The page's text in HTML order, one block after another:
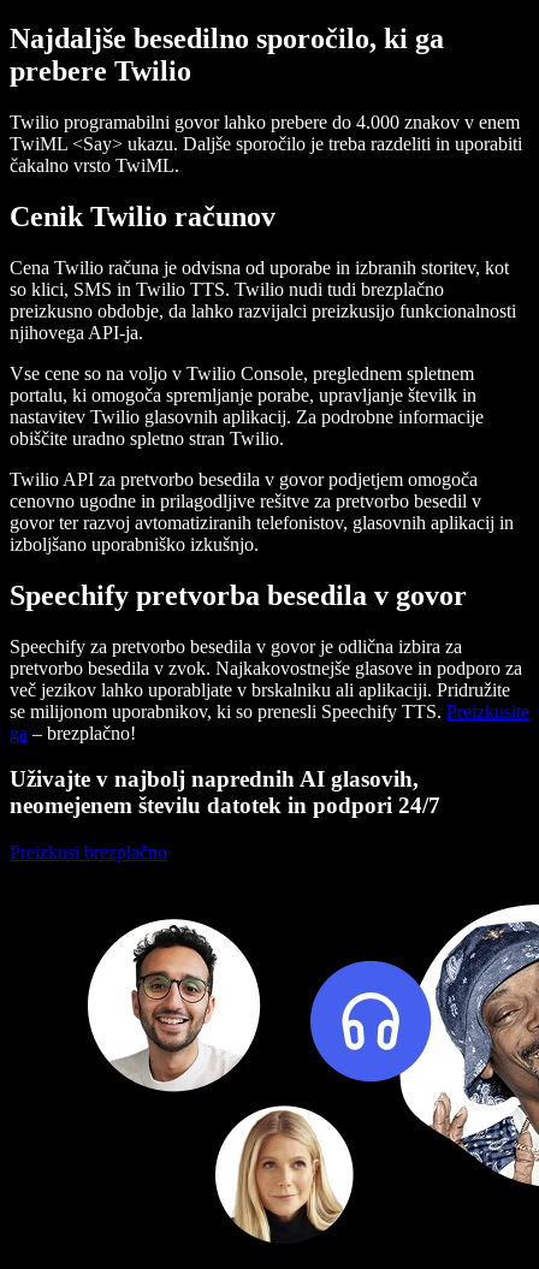
Najdaljše besedilno sporočilo, ki ga
prebere Twilio
Twilio programabilni govor lahko prebere do 4.000 znakov v enem
TwiML <Say> ukazu. Daljše sporočilo je treba razdeliti in uporabiti
čakalno vrsto TwiML.
Cenik Twilio računov
Cena Twilio računa je odvisna od uporabe in izbranih storitev, kot
so klici, SMS in Twilio TTS. Twilio nudi tudi brezplačno
preizkusno obdobje, da lahko razvijalci preizkusijo funkcionalnosti
njihovega API-ja.
Vse cene so na voljo v Twilio Console, preglednem spletnem
portalu, ki omogoča spremljanje porabe, upravljanje številk in
nastavitev Twilio glasovnih aplikacij. Za podrobne informacije
obiščite uradno spletno stran Twilio.
Twilio API za pretvorbo besedila v govor podjetjem omogoča
cenovno ugodne in prilagodljive rešitve za pretvorbo besedil v
govor ter razvoj avtomatiziranih telefonistov, glasovnih aplikacij in
izboljšano uporabniško izkušnjo.
Speechify pretvorba besedila v govor
Speechify za pretvorbo besedila v govor je odlična izbira za
pretvorbo besedila v zvok. Najkakovostnejše glasove in podporo za
več jezikov lahko uporabljate v brskalniku ali aplikaciji. Pridružite
se milijonom uporabnikov, ki so prenesli Speechify TTS. Preizkusite
ga – brezplačno!
Uživajte v najbolj naprednih AI glasovih,
neomejenem številu datotek in podpori 24/7
Preizkusi brezplačno